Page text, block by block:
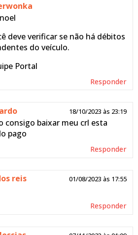
deve verificar se não há débitos
do veículo.
Portal
Responder
18/10/2023 às 23:19
consigo baixar meu crl esta
pago
Responder
reis 01/08/2023 às 17:55
Responder